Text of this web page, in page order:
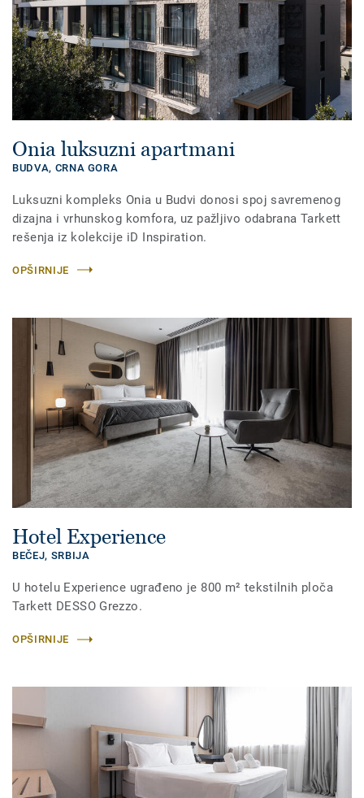
Onia luksuzni apartmani
BUDVA, CRNA GORA
Luksuzni kompleks Onia u Budvi donosi spoj savremenog
dizajna i vrhunskog komfora, uz pažljivo odabrana Tarkett
rešenja iz kolekcije iD Inspiration.
OPŠIRNIJE
Hotel Experience
BEČEJ, SRBIJA
U hotelu Experience ugrađeno je 800 m² tekstilnih ploča
Tarkett DESSO Grezzo.
OPŠIRNIJE